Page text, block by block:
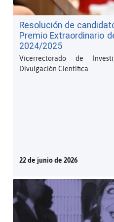
Resolución de
Premio Extraordinario
2024/2025
Vicerrectorado de
Divulgación Científica
22 de junio de 2026